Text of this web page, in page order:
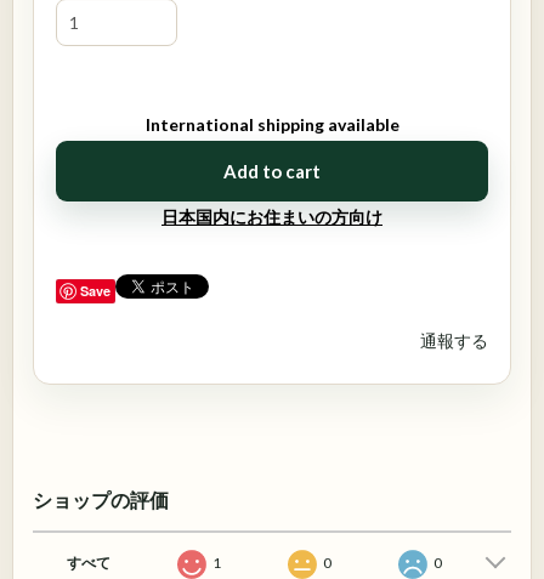
International shipping available
Add to cart
日本国内にお住まいの方向け
Save
通報する
ショップの評価
すべて 1 0 0